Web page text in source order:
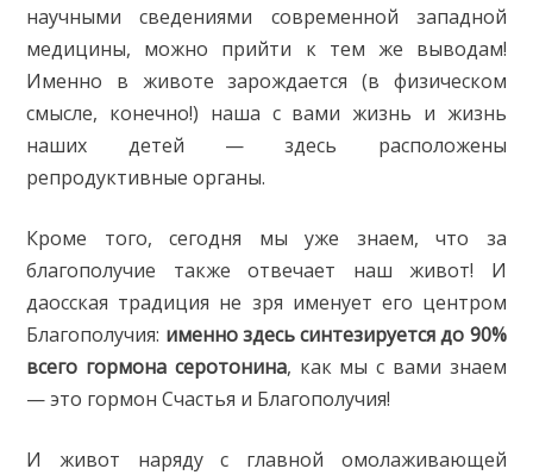
научными сведениями современной западной
медицины, можно прийти к тем же выводам!
Именно в животе зарождается (в физическом
смысле, конечно!) наша с вами жизнь и жизнь
наших детей — здесь расположены
репродуктивные органы.
Кроме того, сегодня мы уже знаем, что за
благополучие также отвечает наш живот! И
даосская традиция не зря именует его центром
Благополучия: именно здесь синтезируется до 90%
всего гормона серотонина, как мы с вами знаем
— это гормон Счастья и Благополучия!
И живот наряду с главной омолаживающей